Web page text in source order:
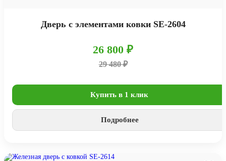
Дверь с элементами ковки SE-2604
26 800 ₽
29 480 ₽
Купить в 1 клик
Подробнее